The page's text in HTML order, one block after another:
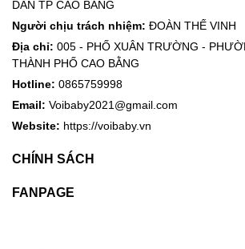
DÂN TP CAO BẰNG
Người chịu trách nhiệm: ĐOÀN THẾ VINH
Địa chỉ: 005 - PHỐ XUÂN TRƯỜNG -
THÀNH PHỐ CAO BẰNG
Hotline: 0865759998
Email: Voibaby2021@gmail.com
Website: https://voibaby.vn
CHÍNH SÁCH
FANPAGE